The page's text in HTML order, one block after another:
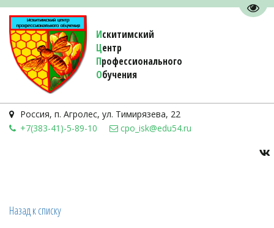
Искитимский
Центр
Профессионального
Обучения
Россия, п. Агролес, ул. Тимирязева, 22
+7(383-41)-5-89-10
cpo_isk@edu54.ru
Назад к списку